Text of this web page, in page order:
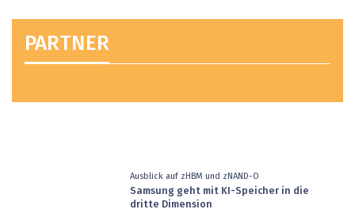
PARTNER
Ausblick auf zHBM und zNAND-O
Samsung geht mit KI-Speicher in die
dritte Dimension